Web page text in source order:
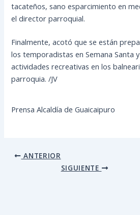
tacateños, sano esparcimiento en
el director parroquial.
Finalmente, acotó que se están
los temporadistas en Semana Santa
actividades recreativas en los
parroquia. /JV
Prensa Alcaldía de Guaicaipuro
ANTERIOR
SIGUIENTE